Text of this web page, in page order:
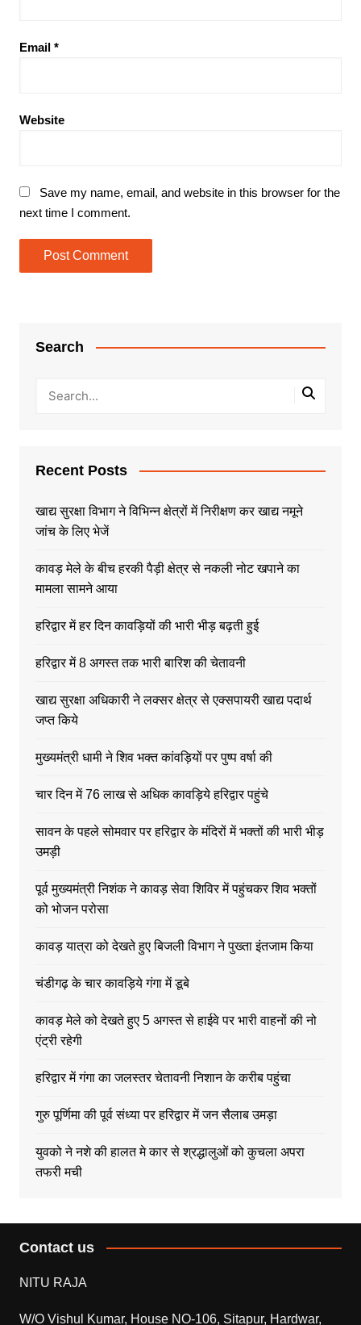
Email *
Website
Save my name, email, and website in this browser for the
next time I comment.
Search
Recent Posts
खाद्य सुरक्षा विभाग ने विभिन्न क्षेत्रों में निरीक्षण कर खाद्य नमूने
जांच के लिए भेजें
कावड़ मेले के बीच हरकी पैड़ी क्षेत्र से नकली नोट खपाने का
मामला सामने आया
हरिद्वार में हर दिन कावड़ियों की भारी भीड़ बढ़ती हुई
हरिद्वार में 8 अगस्त तक भारी बारिश की चेतावनी
खाद्य सुरक्षा अधिकारी ने लक्सर क्षेत्र से एक्सपायरी खाद्य पदार्थ
जप्त किये
मुख्यमंत्री धामी ने शिव भक्त कांवड़ियों पर पुष्प वर्षा की
चार दिन में 76 लाख से अधिक कावड़िये हरिद्वार पहुंचे
सावन के पहले सोमवार पर हरिद्वार के मंदिरों में भक्तों की भारी भीड़
उमड़ी
पूर्व मुख्यमंत्री निशंक ने कावड़ सेवा शिविर में पहुंचकर शिव भक्तों
को भोजन परोसा
कावड़ यात्रा को देखते हुए बिजली विभाग ने पुख्ता इंतजाम किया
चंडीगढ़ के चार कावड़िये गंगा में डूबे
कावड़ मेले को देखते हुए 5 अगस्त से हाईवे पर भारी वाहनों की नो
एंट्री रहेगी
हरिद्वार में गंगा का जलस्तर चेतावनी निशान के करीब पहुंचा
गुरु पूर्णिमा की पूर्व संध्या पर हरिद्वार में जन सैलाब उमड़ा
युवको ने नशे की हालत मे कार से श्रद्धालुओं को कुचला अपरा
तफरी मची
Contact us
NITU RAJA
W/O Vishul Kumar, House NO-106, Sitapur, Hardwar,